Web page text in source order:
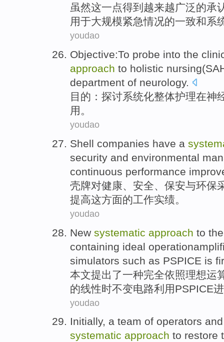
虽然这一点得到 越来越广泛的承
用于大规模紧急情况的一致和系
youdao
Objective:To probe into the
approach to holistic nursing(
department of neurology.
目的 ： 探讨系统化整体护理在神
用 。
youdao
Shell companies have a
security and environmental
continuous performance
壳牌对健康、 安全、 保安与环保
提高这方面的工作实绩。
youdao
New systematic approach to
containing ideal
simulators such as PSPICE is
本文提出了一种完全依照理想运
的线性时不变电路利用PSPICE
youdao
Initially, a team of operators and
systematic approach to restore